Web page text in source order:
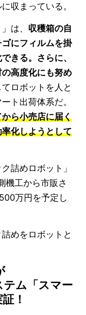
収まっている。
は、 収穫箱の自
にフィルムを掛
きる。さらに、
高度化にも努め
ロボットを人と
ト出荷体系だ。
ら小売店に届く
化しようとして
詰めロボット」
機工から市販さ
万円を予定し
めをロボットと
ム「スマー
！